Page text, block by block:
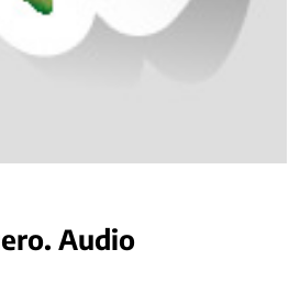
Audio